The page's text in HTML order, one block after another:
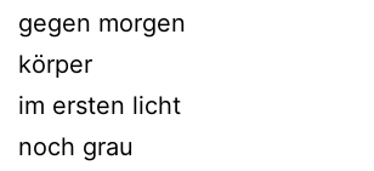
gegen morgen
körper
im ersten licht
noch grau